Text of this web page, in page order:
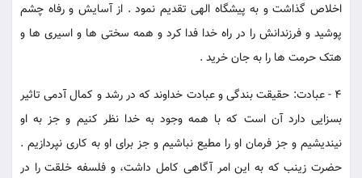
اخلاص گذاشت و به پیشگاه الهی تقدیم نمود . از آسایش و رفاه چشم
پوشید و فرزندانش را در راه خدا فدا کرد و همه سختی ها و اسیری ها و
هتک حرمت ها را به جان خرید .
4 - عبادت: حقیقت بندگی و عبادت خداوند که در رشد و کمال آدمی تاثیر
بسزایی دارد آن است که با همه وجود به خدا نظر کنیم و جز به او
نیندیشیم و جز فرمان او را مطیع نباشیم و جز برای او به کاری نپردازیم .
حضرت زینب که به این امر آگاهی کامل داشت، و فلسفه خلقت را در